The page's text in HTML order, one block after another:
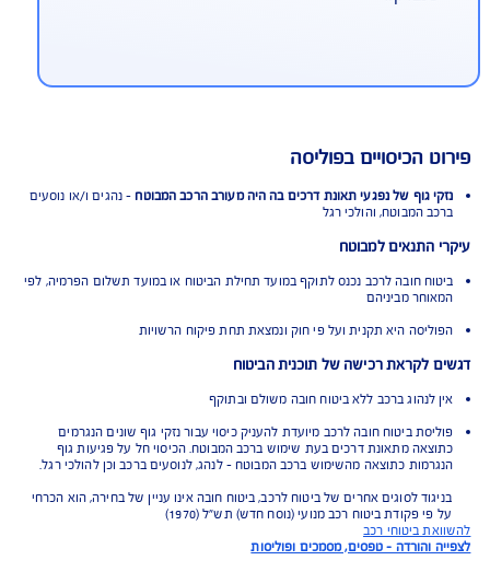
הכי מהר**
למדד השירות של משרד האוצר שפורסם
בשנת 2025 - תשלום תביעות ביטוח. ברוב הקטגוריות
הכיסויים בפוליסה
- נהגים ו/או נוסעים
המבוטח, והולכי רגל
למבוטח